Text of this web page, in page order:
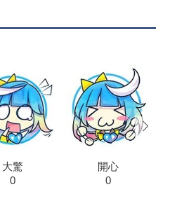
大驚
0
開心
0
next